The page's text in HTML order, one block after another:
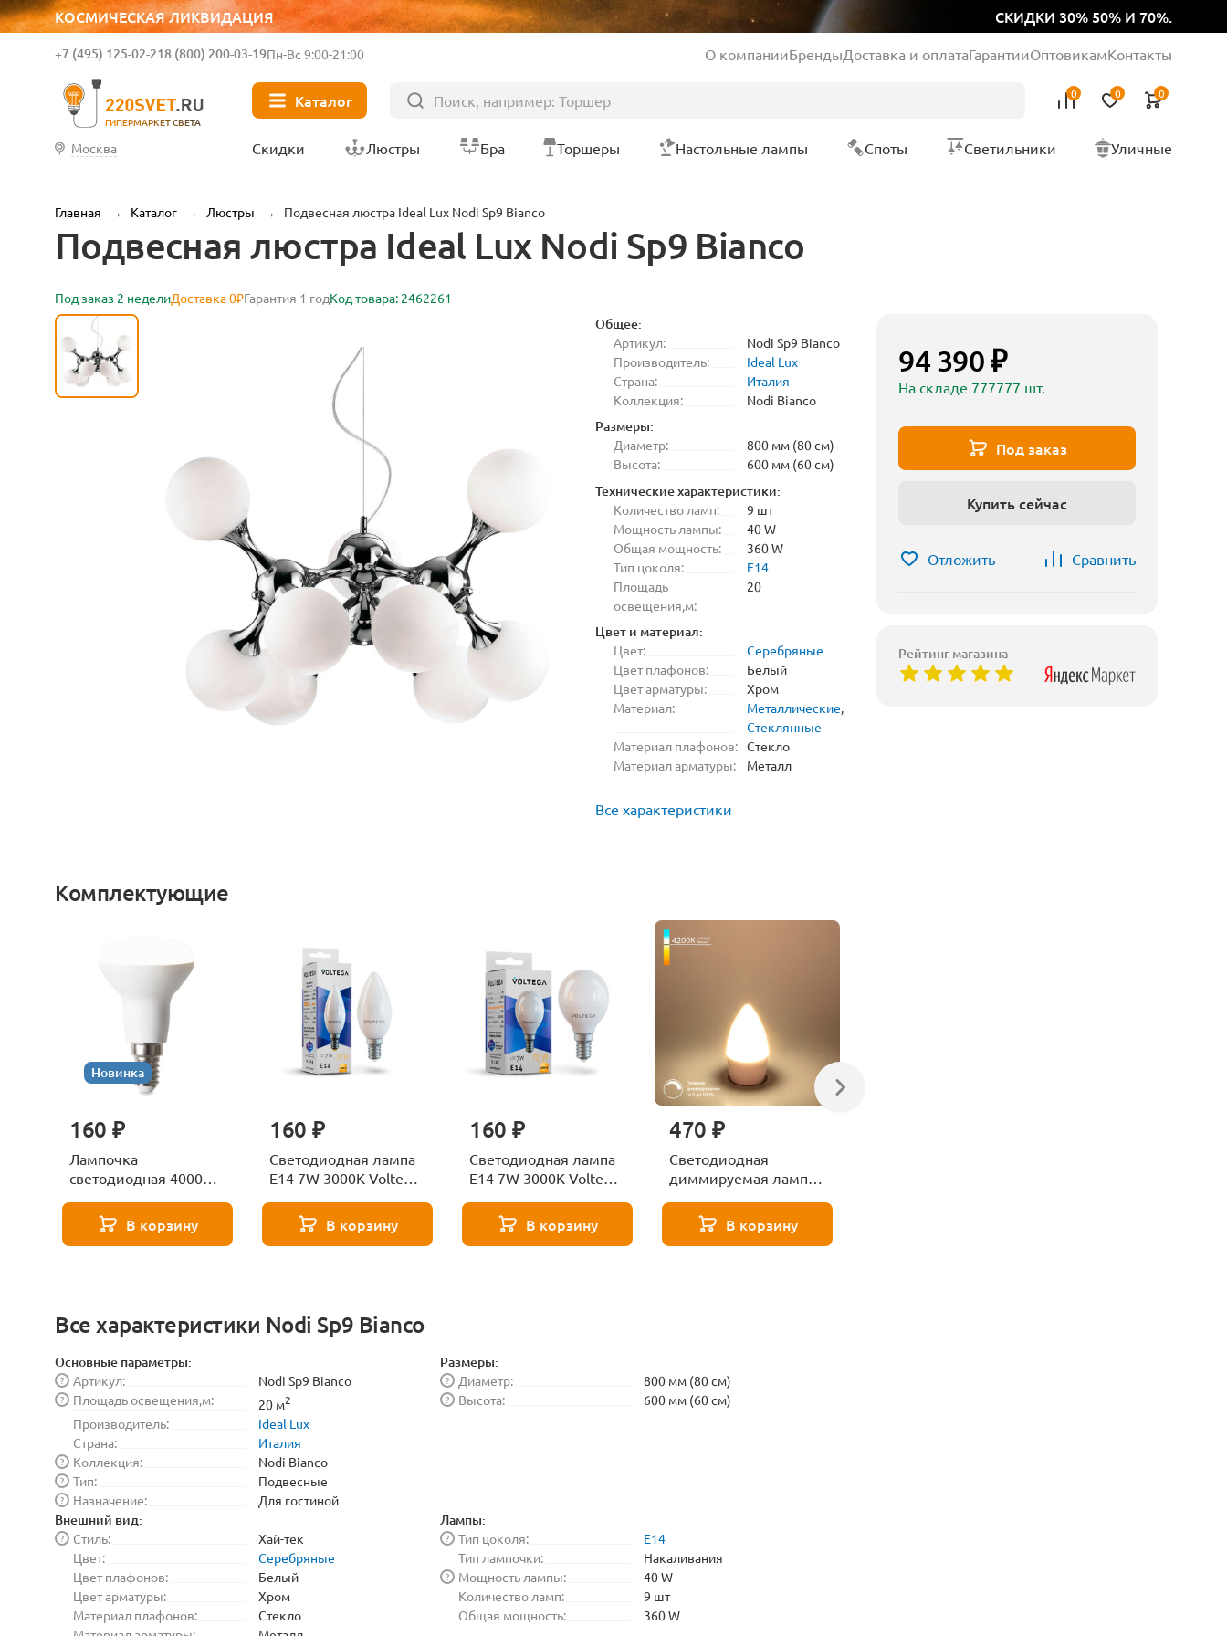
КОСМИЧЕСКАЯ ЛИКВИДАЦИЯ СКИДКИ 30% 50% И 70%.
ГИПЕРМАРКЕТ СВЕТА
+7 (495) 125-02-218 (800) 200-03-19Пн-Вс 9:00-21:00 О компанииБрендыДоставка и оплатаГарантииОптовикамКонтакты
Каталог 0 0 0
Москва Скидки Люстры Бра Торшеры Настольные лампы Споты Светильники Уличные
Главная → Каталог → Люстры → Подвесная люстра Ideal Lux Nodi Sp9 Bianco
Подвесная люстра Ideal Lux Nodi Sp9 Bianco
Под заказ 2 неделиДоставка 0₽Гарантия 1 годКод товара: 2462261
Общее:
Артикул:
Nodi Sp9 Bianco
Производитель:
Ideal Lux
Страна:
Италия
Коллекция:
Nodi Bianco
Размеры:
Диаметр:
800 мм (80 см)
Высота:
600 мм (60 см)
Технические характеристики:
Количество ламп:
9 шт
Мощность лампы:
40 W
Общая мощность:
360 W
Тип цоколя:
E14
Площадь
освещения,м:
20
Цвет и материал:
Цвет:
Серебряные
Цвет плафонов:
Белый
Цвет арматуры:
Хром
Материал:
Металлические,
Стеклянные
Материал плафонов: Стекло
Материал арматуры:
Металл
Все характеристики
Комплектующие
Новинка
160 ₽
Лампочка
светодиодная 4000К
271 8585В корзину
160 ₽
Светодиодная лампа
E14 7W 3000K Voltega
В корзину
160 ₽
Светодиодная лампа
E14 7W 3000K Voltega
В корзину
470 ₽
Светодиодная
диммируемая лампа
Elektrostandard
BLE1448
В корзину
Все характеристики Nodi Sp9 Bianco
Основные параметры:
Артикул:
?
Nodi Sp9 Bianco
Площадь освещения,м:
? 20 м2
Производитель:
Ideal Lux
Страна:
Италия
Коллекция:
?
Nodi Bianco
Тип:
?
Подвесные
Назначение:
? Для гостиной
Размеры:
Диаметр:
?
800 мм (80 см)
Высота:
? 600 мм (60 см)
Внешний вид:
Стиль:
?
Хай-тек
Цвет:
Серебряные
Цвет плафонов:
Белый
Цвет арматуры:
Хром
Материал плафонов:
Стекло
Лампы:
Тип цоколя:
?
E14
Тип лампочки:
Накаливания
Мощность лампы:
?
40 W
Количество ламп:
9 шт
Общая мощность:
360 W
94 390 ₽
На складе 777777 шт.
Под заказ
Купить сейчас
Отложить Сравнить
Рейтинг магазина